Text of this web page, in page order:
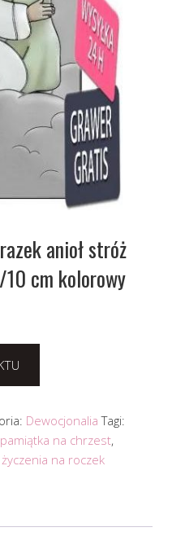
anioł stróż
cm kolorowy
Dewocjonalia Tagi:
pamiątka na chrzest,
życzenia na roczek